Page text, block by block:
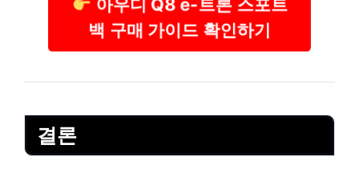
아우디 Q8 e-트론 스포트
백 구매 가이드 확인하기
결론